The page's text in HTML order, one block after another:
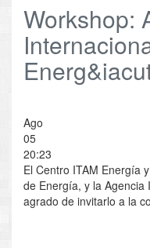
Workshop:
Ago
05
20:23
El Centro ITAM Energía
de Energía, y la Agencia
agrado de invitarlo a la